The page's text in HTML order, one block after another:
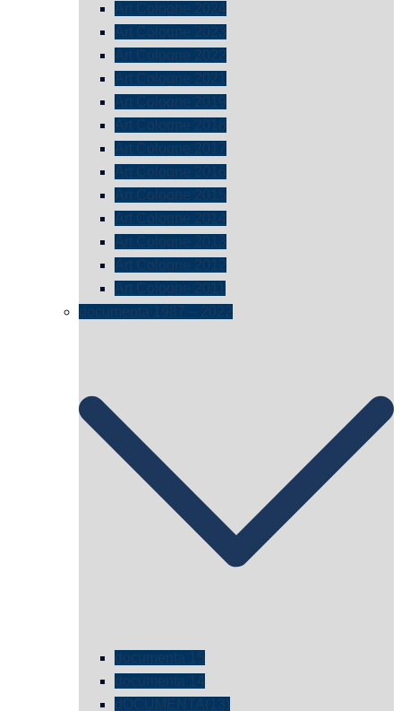
Art Cologne 2024
Art Cologne 2023
Art Cologne 2022
Art Cologne 2021
Art Cologne 2019
Art Cologne 2018
Art Cologne 2017
Art Cologne 2016
Art Cologne 2015
Art Cologne 2014
Art Cologne 2013
Art Cologne 2012
Art Cologne 2011
documenta 1987 – 2022
documenta 15
documenta 14
dOCUMENTA(13)